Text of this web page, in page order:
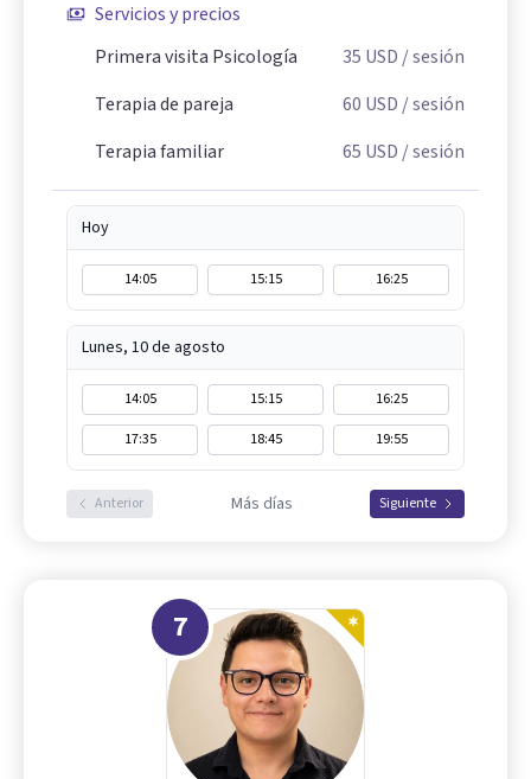
Servicios y precios
Primera visita Psicología
35 USD / sesión
Terapia de pareja
60 USD / sesión
Terapia familiar
65 USD / sesión
Hoy
14:05 15:15 16:25
Lunes, 10 de agosto
14:05 15:15
16:25
17:35
18:45 19:55
Anterior Más días Siguiente
7